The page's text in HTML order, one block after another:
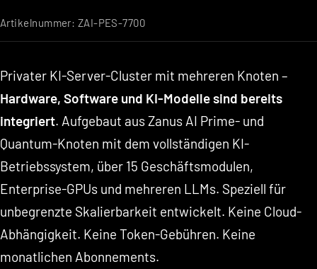
Artikelnummer: ZAI-PES-7700
Privater KI-Server-Cluster mit mehreren Knoten –
Hardware, Software und KI-Modelle sind bereits
integriert. Aufgebaut aus Zanus AI Prime- und
Quantum-Knoten mit dem vollständigen KI-
Betriebssystem, über 15 Geschäftsmodulen,
Enterprise-GPUs und mehreren LLMs. Speziell für
unbegrenzte Skalierbarkeit entwickelt. Keine Cloud-
Abhängigkeit. Keine Token-Gebühren. Keine
monatlichen Abonnements.